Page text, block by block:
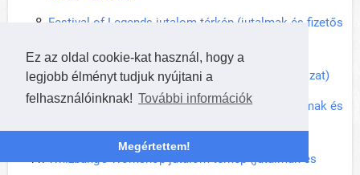
Ez az oldal cookie-kat használ, hogy a
legjobb élményt tudjuk nyújtani a
felhasználóinknak! További információk
Megértettem!
Festival of Legends jutalom térkép (jutalmak és fizetős
TITANS jutalom térkép (jutalmak és fizetős változat)
Showdown in the Badlands jutalom térkép (jutalmak és
fizetős változat)
Whizbang's Workshop jutalom térkép (jutalmak és